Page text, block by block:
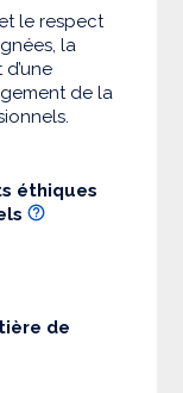
le respect
la
de la
éthiques
de